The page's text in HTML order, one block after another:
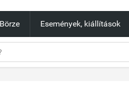
Börze Események, kiállítások